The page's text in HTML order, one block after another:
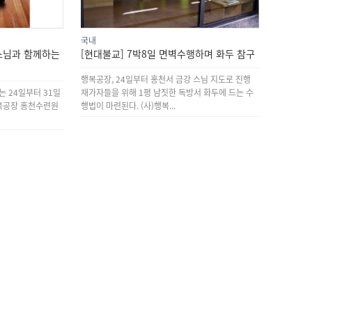
과 함께하는
24일부터 31일
장 홍천수련원
국내
[현대불교] 7박8일 면벽수행하며 화두 참구
행복공장, 24일부터 홍천서 금강 스님 지도로 진행
재가자들을 위해 1평 남짓한 독방서 화두에 드는 수
행법이 마련된다. (사)행복...